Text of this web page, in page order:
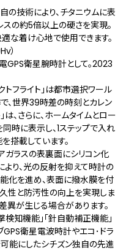
技術により、チタニウムに表
の約5倍以上の硬さを実現。
適な着け心地で使用できます。
）
衛星腕時計として。2023
トフライト」は都市選択ワール
、世界39時差の時刻とカレン
は、さらに、ホームタイムとロー
時に表示し、1ステップで入れ
搭載しています。
ガラスの表裏⾯にシリコン化
り、光の反射を抑えて時計の
化を進め、表面に撥水膜を付
性と防汚性の向上を実現しま
異が生じる場合があります。
検知機能」「針自動補正機能」
GPS衛星電波時計やエコ･ドラ
能にしたシチズン独自の先進